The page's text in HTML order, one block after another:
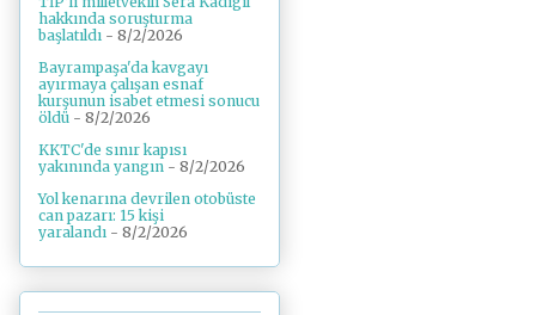
hakkında soruşturma
başlatıldı - 8/2/2026
Bayrampaşa'da kavgayı
ayırmaya çalışan esnaf
kurşunun isabet etmesi sonucu
öldü - 8/2/2026
KKTC'de sınır kapısı
yakınında yangın - 8/2/2026
Yol kenarına devrilen otobüste
can pazarı: 15 kişi
yaralandı - 8/2/2026